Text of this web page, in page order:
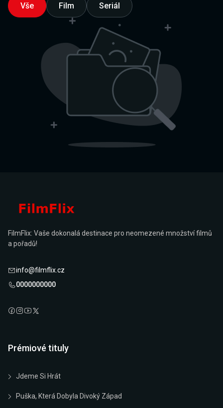
Vše Film Seriál
FilmFlix: Vaše dokonalá destinace pro neomezené množství filmů
a pořadů!
info@filmflix.cz
0000000000
Prémiové tituly
Jdeme Si Hrát
Puška, Která Dobyla Divoký Západ